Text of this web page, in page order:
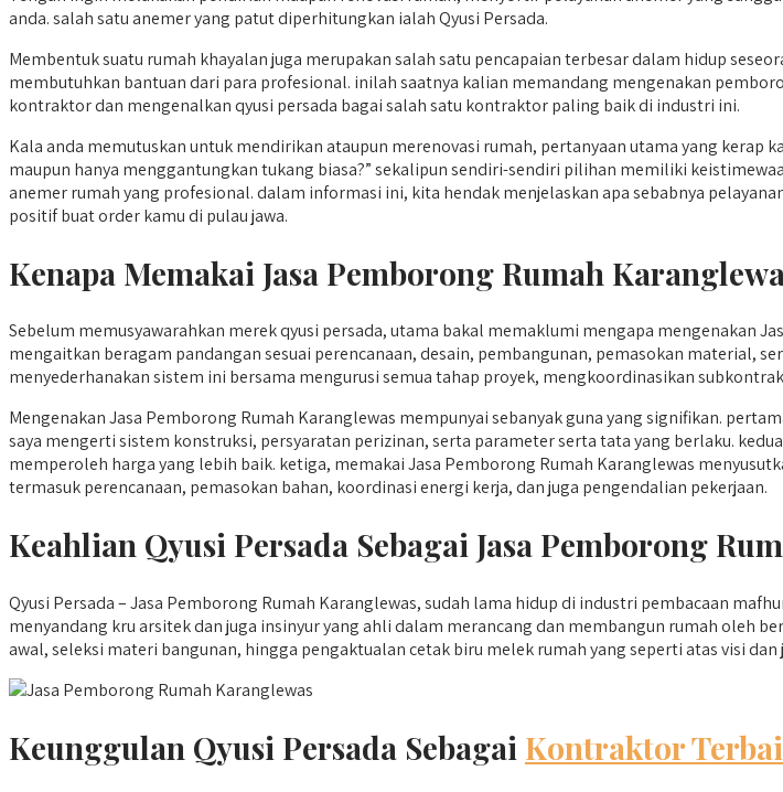
anda. salah satu anemer yang patut diperhitungkan ialah Qyusi Persada.
Membentuk suatu rumah khayalan juga merupakan salah satu pencapaian terbesar dalam hidup
membutuhkan bantuan dari para profesional. inilah saatnya kalian memandang mengenakan
kontraktor dan mengenalkan qyusi persada bagai salah satu kontraktor paling baik di industri ini.
Kala anda memutuskan untuk mendirikan ataupun merenovasi rumah, pertanyaan utama yang kerap
maupun hanya menggantungkan tukang biasa?” sekalipun sendiri-sendiri pilihan memiliki
anemer rumah yang profesional. dalam informasi ini, kita hendak menjelaskan apa sebabnya
positif buat order kamu di pulau jawa.
Kenapa Memakai Jasa Pemborong Rumah
Sebelum memusyawarahkan merek qyusi persada, utama bakal memaklumi mengapa mengenakan
mengaitkan beragam pandangan sesuai perencanaan, desain, pembangunan, pemasokan material,
menyederhanakan sistem ini bersama mengurusi semua tahap proyek, mengkoordinasikan
Mengenakan Jasa Pemborong Rumah Karanglewas mempunyai sebanyak guna yang signifikan.
saya mengerti sistem konstruksi, persyaratan perizinan, serta parameter serta tata yang berlaku.
memperoleh harga yang lebih baik. ketiga, memakai Jasa Pemborong Rumah Karanglewas
termasuk perencanaan, pemasokan bahan, koordinasi energi kerja, dan juga pengendalian pekerjaan.
Keahlian Qyusi Persada Sebagai Jasa Pemborong
Qyusi Persada – Jasa Pemborong Rumah Karanglewas, sudah lama hidup di industri pembacaan
menyandang kru arsitek dan juga insinyur yang ahli dalam merancang dan membangun rumah oleh
awal, seleksi materi bangunan, hingga pengaktualan cetak biru melek rumah yang seperti atas visi dan
Keunggulan Qyusi Persada Sebagai Kontraktor